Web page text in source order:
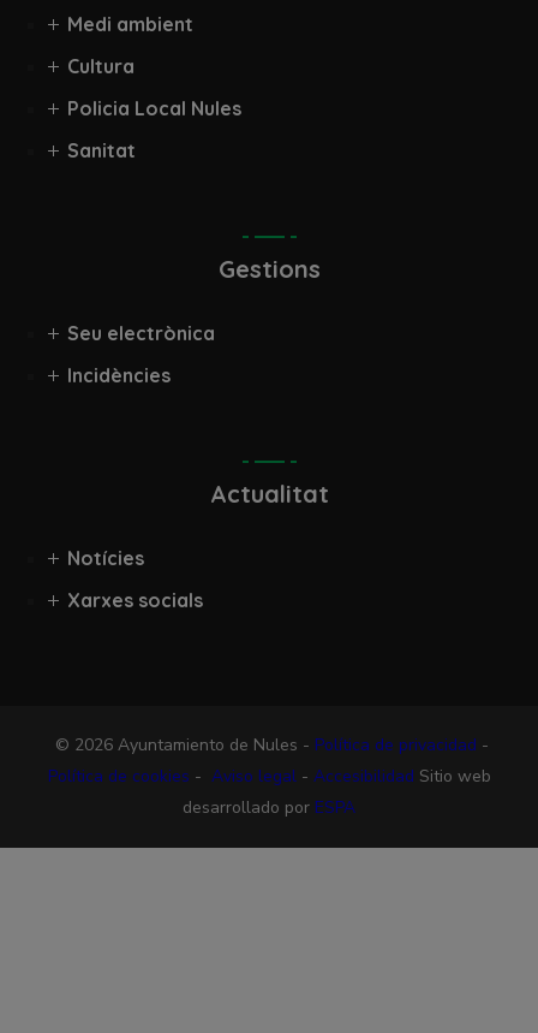
Medi ambient
Cultura
Policia Local Nules
Sanitat
Gestions
Seu electrònica
Incidències
Actualitat
Notícies
Xarxes socials
© 2026 Ayuntamiento de Nules - Política de privacidad -
Política de cookies - Aviso legal- Accesibilidad Sitio web
desarrollado por ESPA